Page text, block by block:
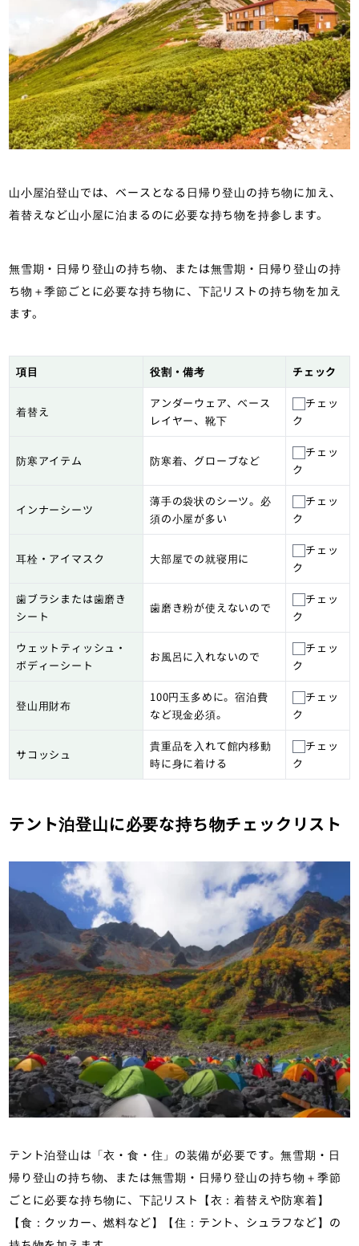
山小屋泊登山では、ベースとなる日帰り登山の持ち物に加え、
着替えなど山小屋に泊まるのに必要な持ち物を持参します。
無雪期・日帰り登山の持ち物、または無雪期・日帰り登山の持
ち物＋季節ごとに必要な持ち物に、下記リストの持ち物を加え
ます。
項目 役割・備考 チェック
着替え
アンダーウェア、べース
レイヤー、靴下
チェッ
ク
防寒アイテム 防寒着、グローブなど
チェッ
ク
インナーシーツ
薄手の袋状のシーツ。必
須の小屋が多い
チェッ
ク
耳栓・アイマスク 大部屋での就寝用に
チェッ
ク
歯ブラシまたは歯磨き
シート
歯磨き粉が使えないので
チェッ
ク
ウェットティッシュ・
ボディーシート
お風呂に入れないので
チェッ
ク
登山用財布
100円玉多めに。宿泊費
など現金必須。
チェッ
ク
サコッシュ
貴重品を入れて館内移動
時に身に着ける
チェッ
ク
テント泊登山に必要な持ち物チェックリスト
テント泊登山は「衣・食・住」の装備が必要です。無雪期・日
帰り登山の持ち物、または無雪期・日帰り登山の持ち物＋季節
ごとに必要な持ち物に、下記リスト【衣：着替えや防寒着】
【食：クッカー、燃料など】【住：テント、シュラフなど】の